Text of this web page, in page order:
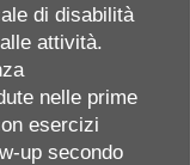
di disabilità
attività.
nelle prime
esercizi
secondo